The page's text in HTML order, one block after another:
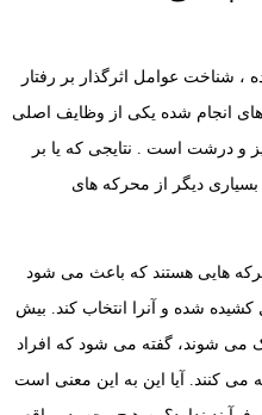
، شناخت عوامل اثرگذار بر رفتار
های انجام شده یکی از وظایف اصلی
و درشت است . نتایجی که یا بر
بسیاری دیگر از محرکه های
هایی هستند که باعث می شود
شده و آنرا انتخاب کند. بیش
می شوند، گفته می شود که افراد
کنند. آیا این به این معنی است